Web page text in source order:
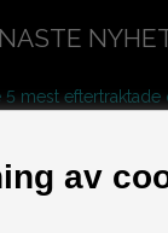
5 mest
guide för att
del Mar
av